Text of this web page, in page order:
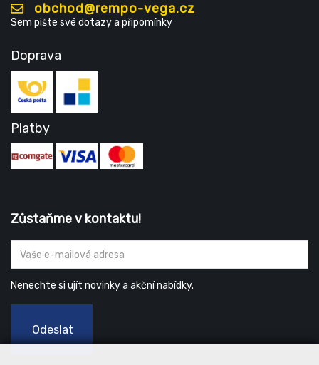
obchod@rempo-vega.cz
Sem pište své dotazy a připomínky
Doprava
Platby
Zůstaňme v kontaktu!
Nenechte si ujít novinky a akční nabídky.
Odeslat